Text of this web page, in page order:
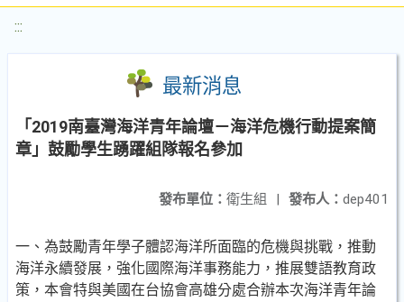
:::
最新消息
「2019南臺灣海洋青年論壇－海洋危機行動提案簡
章」鼓勵學生踴躍組隊報名參加
發布人： dep401
發布單位： 衛生組 |
一、為鼓勵青年學子體認海洋所面臨的危機與挑戰，推動
海洋永續發展，強化國際海洋事務能力，推展雙語教育政
策，本會特與美國在台協會高雄分處合辦本次海洋青年論